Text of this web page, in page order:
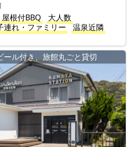
屋根付BBQ
大人数
連れ・ファミリー
温泉近隣
ール付き、旅館丸ごと貸切